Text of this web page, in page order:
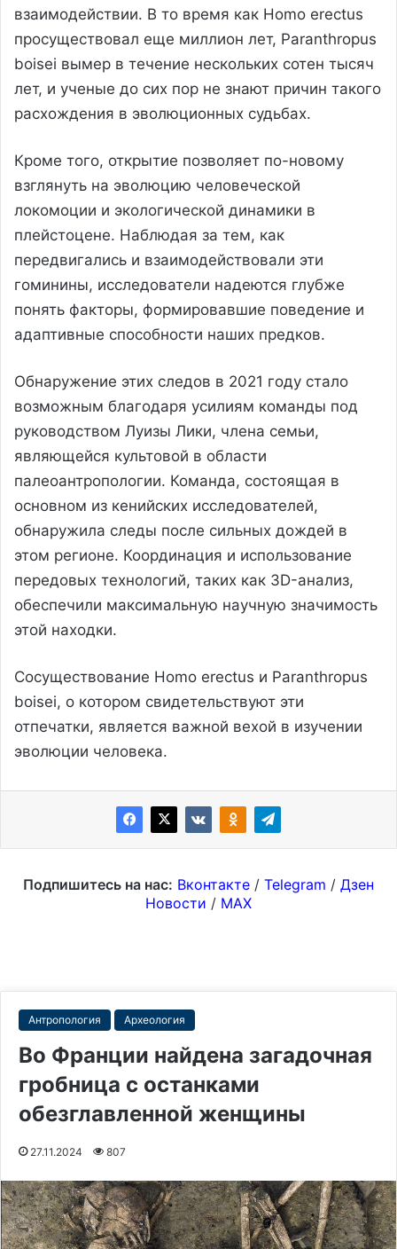
взаимодействии. В то время как Homo erectus
просуществовал еще миллион лет, Paranthropus
boisei вымер в течение нескольких сотен тысяч
лет, и ученые до сих пор не знают причин такого
расхождения в эволюционных судьбах.
Кроме того, открытие позволяет по-новому
взглянуть на эволюцию человеческой
локомоции и экологической динамики в
плейстоцене. Наблюдая за тем, как
передвигались и взаимодействовали эти
гоминины, исследователи надеются глубже
понять факторы, формировавшие поведение и
адаптивные способности наших предков.
Обнаружение этих следов в 2021 году стало
возможным благодаря усилиям команды под
руководством Луизы Лики, члена семьи,
являющейся культовой в области
палеоантропологии. Команда, состоящая в
основном из кенийских исследователей,
обнаружила следы после сильных дождей в
этом регионе. Координация и использование
передовых технологий, таких как 3D-анализ,
обеспечили максимальную научную значимость
этой находки.
Сосуществование Homo erectus и Paranthropus
boisei, о котором свидетельствуют эти
отпечатки, является важной вехой в изучении
эволюции человека.
Подпишитесь на нас: Вконтакте / Telegram / Дзен
Новости / MAX